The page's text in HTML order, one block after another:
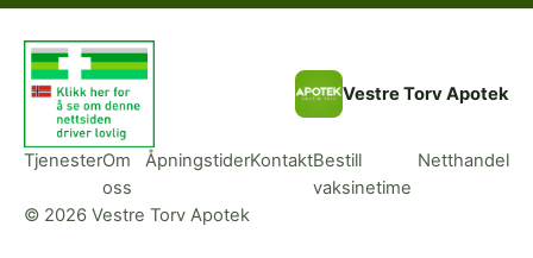
Vestre Torv Apotek
TjenesterOm
oss
ÅpningstiderKontaktBestill
vaksinetime
Netthandel
© 2026 Vestre Torv Apotek